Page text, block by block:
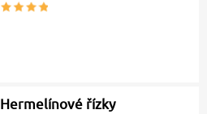
Hermelínové řízky